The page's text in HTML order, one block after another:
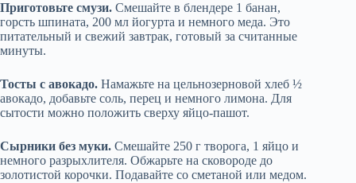
Приготовьте смузи. Смешайте в блендере 1 банан,
горсть шпината, 200 мл йогурта и немного меда. Это
питательный и свежий завтрак, готовый за считанные
минуты.
Тосты с авокадо. Намажьте на цельнозерновой хлеб ½
авокадо, добавьте соль, перец и немного лимона. Для
сытости можно положить сверху яйцо-пашот.
Сырники без муки. Смешайте 250 г творога, 1 яйцо и
немного разрыхлителя. Обжарьте на сковороде до
золотистой корочки. Подавайте со сметаной или медом.